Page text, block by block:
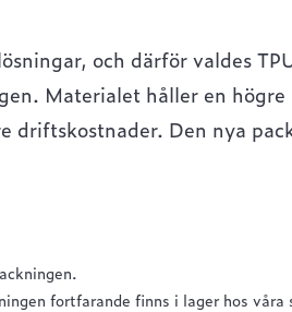
och därför valdes
Materialet håller en
driftskostnader. Den nya
fortfarande finns i lager hos våra